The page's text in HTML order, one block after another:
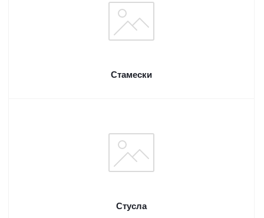
Стамески
Стусла